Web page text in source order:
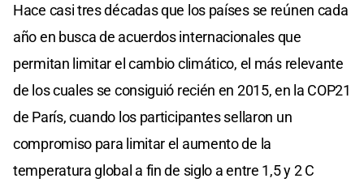
Hace casi tres décadas que los países se reúnen cada
año en busca de acuerdos internacionales que
permitan limitar el cambio climático, el más relevante
de los cuales se consiguió recién en 2015, en la COP21
de París, cuando los participantes sellaron un
compromiso para limitar el aumento de la
temperatura global a fin de siglo a entre 1,5 y 2 C